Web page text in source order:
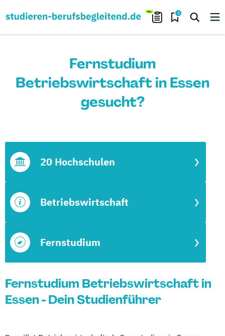
0
Fernstudium
Betriebswirtschaft in Essen
gesucht?
Fernstudium
Betriebswirtschaft
20 Hochschulen
Fernstudium Betriebswirtschaft in
Essen - Dein Studienführer